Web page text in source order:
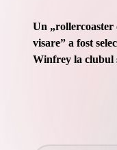
Un „rollercoaster
visare” a fost
Winfrey la clubul